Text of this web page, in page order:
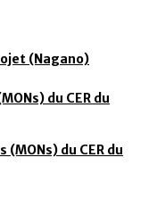
(Nagano)
du CER du
du CER du